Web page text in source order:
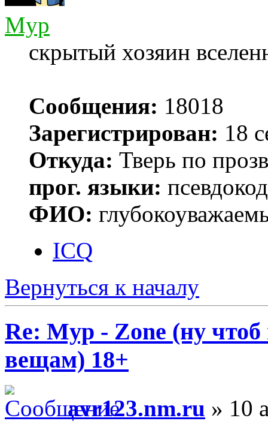
Myp
скрытый хозяин
Сообщения: 18018
Зарегистрирован: 18
Откуда: Тверь по
прог. языки:
ФИО:
ICQ
Вернуться к началу
Re: Myp - Zone (ну
вещам) 18+
avr123.nm.ru » 10